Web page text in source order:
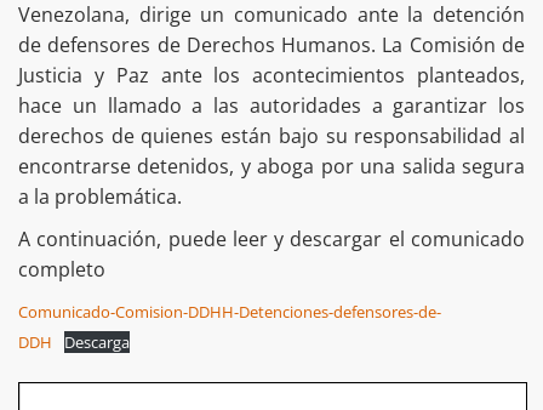
Venezolana, dirige un comunicado ante la detención
de defensores de Derechos Humanos. La Comisión de
Justicia y Paz ante los acontecimientos planteados,
hace un llamado a las autoridades a garantizar los
derechos de quienes están bajo su responsabilidad al
encontrarse detenidos, y aboga por una salida segura
a la problemática.
A continuación, puede leer y descargar el comunicado
completo
Comunicado-Comision-DDHH-Detenciones-defensores-de-
DDH
Descarga